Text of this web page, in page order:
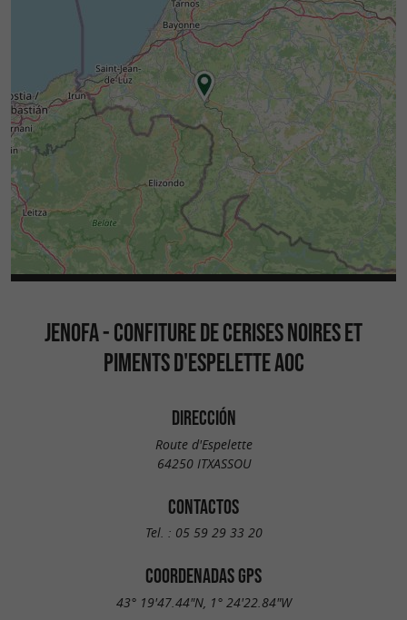
JENOFA - CONFITURE DE CERISES NOIRES ET
PIMENTS D'ESPELETTE AOC
DIRECCIÓN
Route d'Espelette
64250 ITXASSOU
CONTACTOS
Tel. : 05 59 29 33 20
COORDENADAS GPS
43° 19'47.44"N, 1° 24'22.84"W